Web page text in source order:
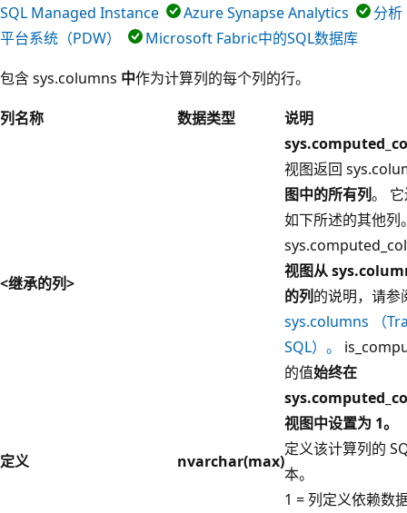
SQL Managed Instance
Azure Synapse Analytics
分析
平台系统（PDW）
Microsoft Fabric中的SQL数据库
包含 sys.columns 中作为计算列的每个列的行。
列名称
数据类型 说明
<继承的列>
视图返回
图中的所有列。
如下所述的其他列
视图从
的列的说明，请参
sys.columns （
SQL）。
的值始终在
视图中设置为 1。
定义
nvarchar(max)
定义该计算列的
本。
1 = 列定义依赖数